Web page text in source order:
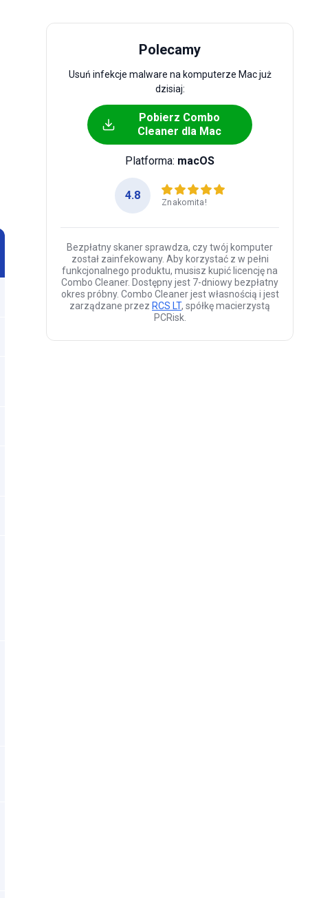
Polecamy
Usuń infekcje malware na komputerze Mac już
dzisiaj:
Pobierz Combo
Cleaner dla Mac
Platforma: macOS
4.8
Znakomita!
Bezpłatny skaner sprawdza, czy twój komputer
został zainfekowany. Aby korzystać z w pełni
funkcjonalnego produktu, musisz kupić licencję na
Combo Cleaner. Dostępny jest 7-dniowy bezpłatny
okres próbny. Combo Cleaner jest własnością i jest
zarządzane przez RCS LT, spółkę macierzystą
PCRisk.